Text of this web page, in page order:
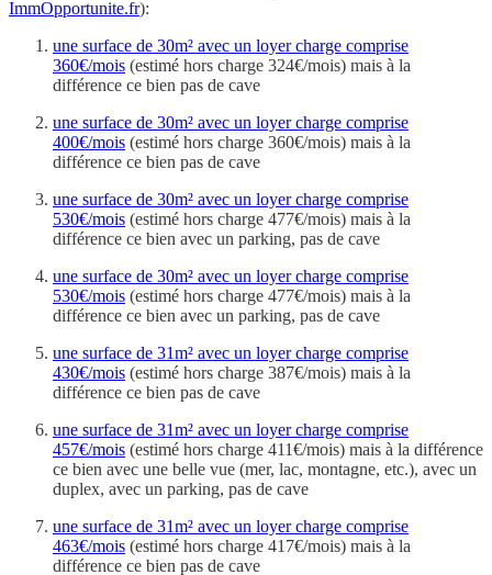
ImmOpportunite.fr):
une surface de 30m² avec un loyer charge comprise
360€/mois (estimé hors charge 324€/mois) mais à la
différence ce bien pas de cave
une surface de 30m² avec un loyer charge comprise
400€/mois (estimé hors charge 360€/mois) mais à la
différence ce bien pas de cave
une surface de 30m² avec un loyer charge comprise
530€/mois (estimé hors charge 477€/mois) mais à la
différence ce bien avec un parking, pas de cave
une surface de 30m² avec un loyer charge comprise
530€/mois (estimé hors charge 477€/mois) mais à la
différence ce bien avec un parking, pas de cave
une surface de 31m² avec un loyer charge comprise
430€/mois (estimé hors charge 387€/mois) mais à la
différence ce bien pas de cave
une surface de 31m² avec un loyer charge comprise
457€/mois (estimé hors charge 411€/mois) mais à la différence
ce bien avec une belle vue (mer, lac, montagne, etc.), avec un
duplex, avec un parking, pas de cave
une surface de 31m² avec un loyer charge comprise
463€/mois (estimé hors charge 417€/mois) mais à la
différence ce bien pas de cave